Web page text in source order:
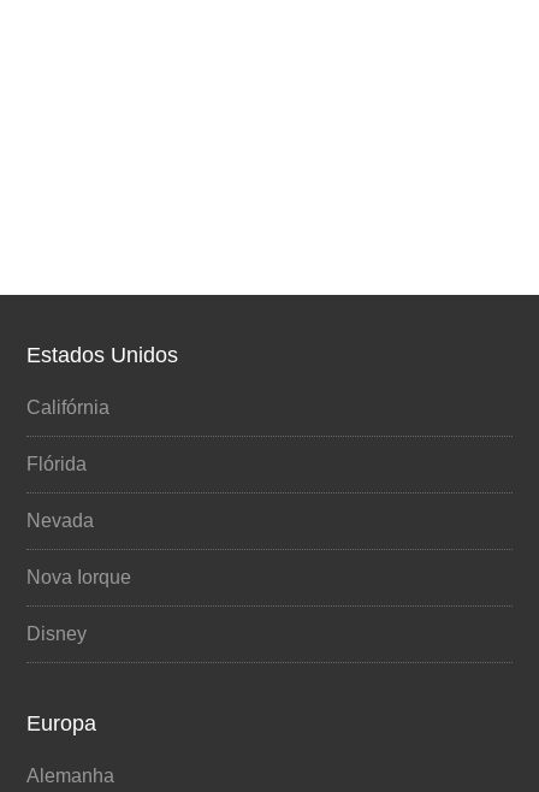
Estados Unidos
Califórnia
Flórida
Nevada
Nova Iorque
Disney
Europa
Alemanha